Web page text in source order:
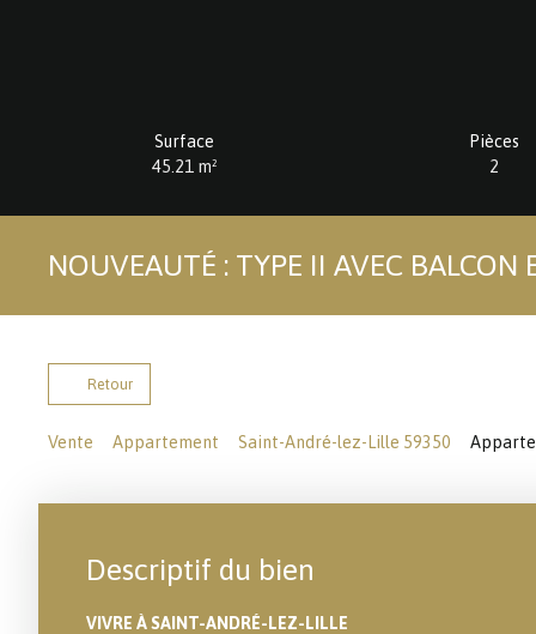
Surface
45.21 m²
Pièces
2
NOUVEAUTÉ : TYPE II AVEC BALCON
Retour
Vente Appartement Saint-André-lez-Lille 59350
Descriptif du bien
VIVRE À SAINT-ANDRÉ-LEZ-LILLE